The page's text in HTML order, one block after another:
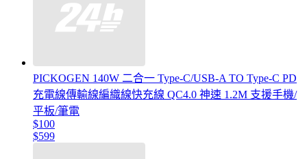
PICKOGEN 140W 二合一 Type-C/USB-A TO Type-C PD
充電線傳輸線編織線快充線 QC4.0 神速 1.2M 支援手機/
平板/筆電
$100
$599